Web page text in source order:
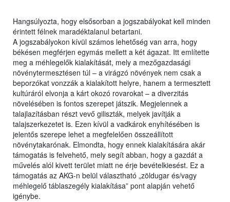
Hangsúlyozta, hogy elsősorban a jogszabályokat kell minden
érintett félnek maradéktalanul betartani.
A jogszabályokon kívül számos lehetőség van arra, hogy
békésen megférjen egymás mellett a két ágazat. Itt említette
meg a méhlegelők kialakítását, mely a mezőgazdasági
növénytermesztésen túl – a virágzó növények nem csak a
beporzókat vonzzák a kialakított helyre, hanem a termesztett
kultúráról elvonja a kárt okozó rovarokat – a diverzitás
növelésében is fontos szerepet játszik. Megjelennek a
talajlazításban részt vevő giliszták, melyek javítják a
talajszerkezetet is. Ezen kívül a vadkárok enyhítésében is
jelentős szerepe lehet a megfelelően összeállított
növénytakarónak. Elmondta, hogy ennek kialakítására akár
támogatás is felvehető, mely segít abban, hogy a gazdát a
művelés alól kivett terület miatt ne érje bevételkiesést. Ez a
támogatás az AKG-n belül választható „zöldugar és/vagy
méhlegelő táblaszegély kialakítása” pont alapján vehető
igénybe.